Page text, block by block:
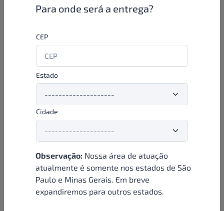
Para onde será a entrega?
CEP
Estado
Cidade
Observação: Nossa área de atuação
atualmente é somente nos estados de São
Paulo e Minas Gerais. Em breve
expandiremos para outros estados.
Como funciona
aproveitar as promoções e ofertas direto das indústrias de
beleza e higiene em nossa plataforma. E o melhor: você continua
comprando de seus distribuidores parceiros e encontra novos
distribuidores para comprar cada vez com mais praticidade e
agilidade. Aproveite!
Formas de pagamento
Institucional
Sobre nós
Condições e termos